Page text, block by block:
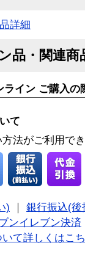
詳細
品・関連商
ライン ご購入の
て
法がご利用で
)
銀行振込(後
ンイレブン決済
て詳しくはこ